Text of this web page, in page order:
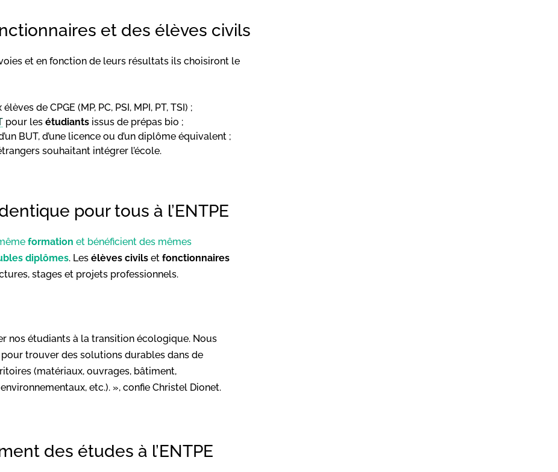
et des élèves civils
et en fonction de leurs résultats ils choisiront le
de CPGE (MP, PC, PSI, MPI, PT, TSI) ;
pour les étudiants issus de prépas bio ;
BUT, d’une licence ou d’un diplôme équivalent ;
souhaitant intégrer l’école.
pour tous à l’ENTPE
formation et bénéficient des mêmes
diplômes. Les élèves civils et fonctionnaires
stages et projets professionnels.
nos étudiants à la transition écologique. Nous
trouver des solutions durables dans de
(matériaux, ouvrages, bâtiment,
etc.). », confie Christel Dionet.
des études à l’ENTPE